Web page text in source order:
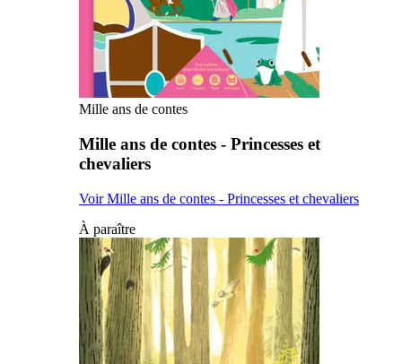
Mille ans de contes
Mille ans de contes - Princesses et
chevaliers
Voir Mille ans de contes - Princesses et chevaliers
À paraître